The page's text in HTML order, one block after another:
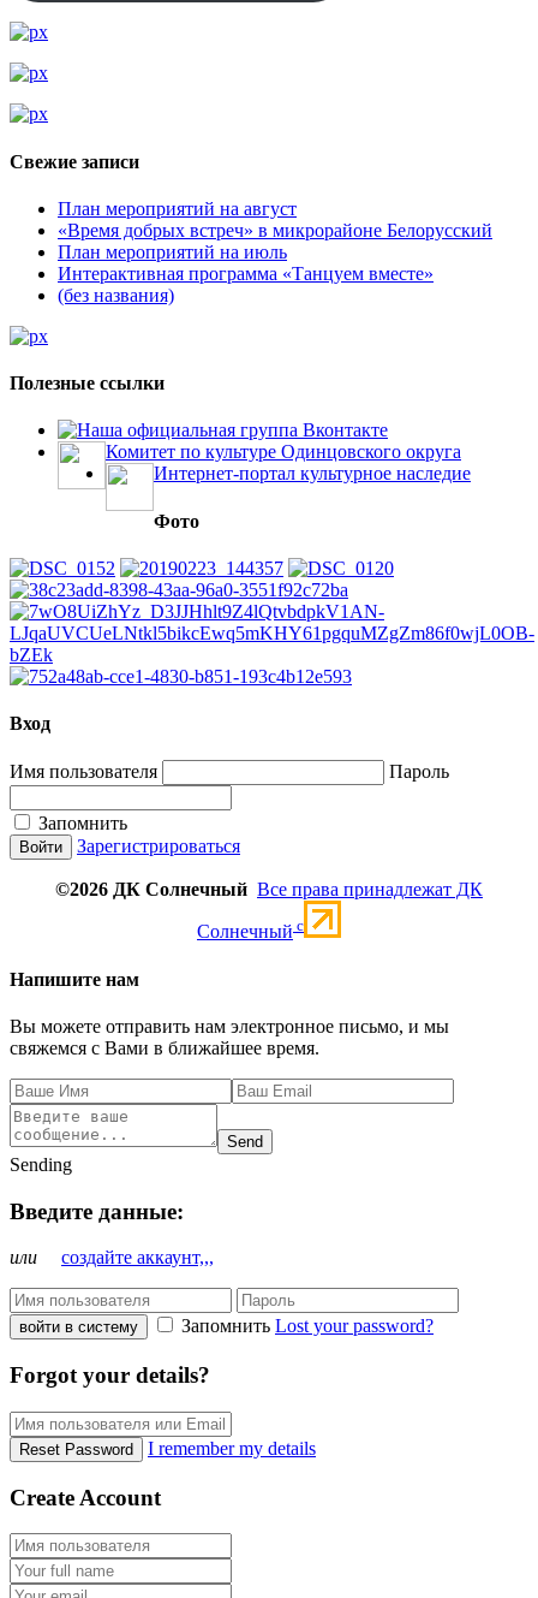
Свежие записи
План мероприятий на август
«Время добрых встреч» в микрорайоне Белорусский
План мероприятий на июль
Интерактивная программа «Танцуем вместе»
(без названия)
Полезные ссылки
Наша официальная группа Вконтакте
Комитет по культуре Одинцовского округа
Интернет-портал культурное наследие
Фото
Вход
Имя пользователя Пароль
Запомнить
Зарегистрироваться
©2026 ДК Солнечный Все права принадлежат ДК
Солнечный c
Напишите нам
Вы можете отправить нам электронное письмо, и мы
свяжемся с Вами в ближайшее время.
Send
Sending
Введите данные:
или создайте аккаунт,,,
войти в систему Запомнить Lost your password?
Forgot your details?
Reset Password I remember my details
Create Account